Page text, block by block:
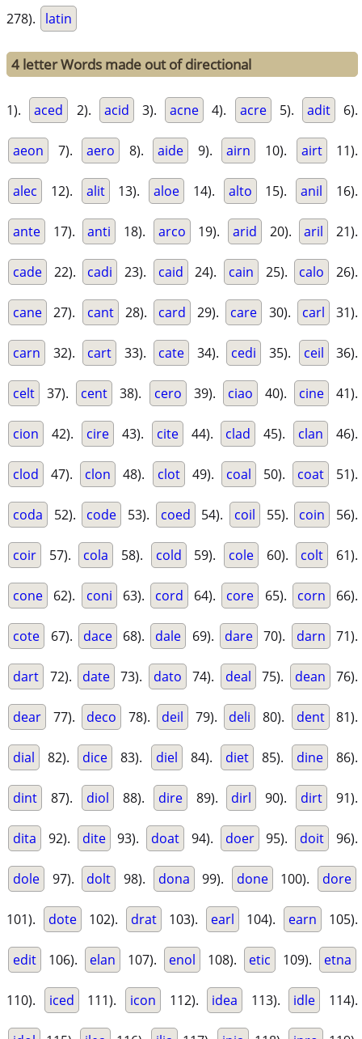
278). latin
4 letter Words made out of directional
1). aced 2). acid 3). acne 4). acre 5). adit 6).
aeon 7). aero 8). aide 9). airn 10). airt 11).
alec 12). alit 13). aloe 14). alto 15). anil 16).
ante 17). anti 18). arco 19). arid 20). aril 21).
cade 22). cadi 23). caid 24). cain 25). calo 26).
cane 27). cant 28). card 29). care 30). carl 31).
carn 32). cart 33). cate 34). cedi 35). ceil 36).
celt 37). cent 38). cero 39). ciao 40). cine 41).
cion 42). cire 43). cite 44). clad 45). clan 46).
clod 47). clon 48). clot 49). coal 50). coat 51).
coda 52). code 53). coed 54). coil 55). coin 56).
coir 57). cola 58). cold 59). cole 60). colt 61).
cone 62). coni 63). cord 64). core 65). corn 66).
cote 67). dace 68). dale 69). dare 70). darn 71).
dart 72). date 73). dato 74). deal 75). dean 76).
dear 77). deco 78). deil 79). deli 80). dent 81).
dial 82). dice 83). diel 84). diet 85). dine 86).
dint 87). diol 88). dire 89). dirl 90). dirt 91).
dita 92). dite 93). doat 94). doer 95). doit 96).
dole 97). dolt 98). dona 99). done 100). dore
101). dote 102). drat 103). earl 104). earn 105).
edit 106). elan 107). enol 108). etic 109). etna
110). iced 111). icon 112). idea 113). idle 114).